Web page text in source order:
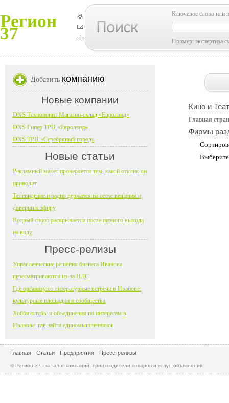
Регион
37
Ключевое слово или
Пример: экспертиза
Кино и
Главная
Фирмы
Добавить компанию
Новые компании
DNS Технопоинт Магазин-склад «Евролэнд»
DNS Гипер ТРЦ «Евролэнд»
DNS ТРЦ «Серебряный город»
Новые статьи
Рекламный макет проверяется тем, какой отклик он
приводит
Телевидение и радио держатся на сетке вещания и
доверии к эфиру
Водный спорт раскрывается после первого выхода
на воду
Пресс-релизы
Управленческие решения бизнеса Иванова
пересматриваются из-за НДС
Где организуют литературные встречи в Иванове:
культурные площадки и сообщества
Хобби-клубы и объединения по интересам в
Иванове: где найти единомышленников
Главная Статьи Предприятия Пресс-релизы
© Регион 37 - каталог компаний, производители товаров и услуг, объявления